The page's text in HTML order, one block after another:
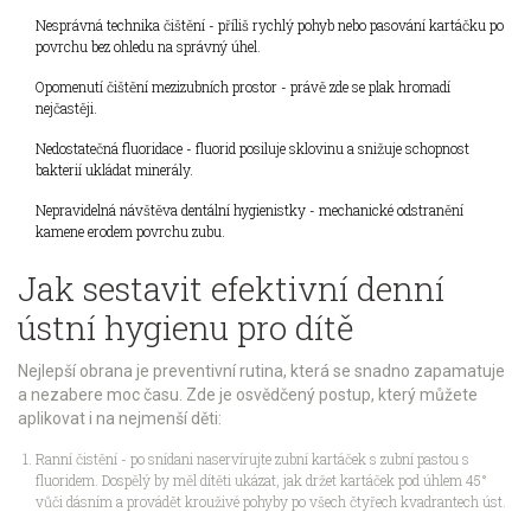
Nesprávná technika čištění - příliš rychlý pohyb nebo pasování kartáčku po
povrchu bez ohledu na správný úhel.
Opomenutí čištění mezizubních prostor - právě zde se plak hromadí
nejčastěji.
Nedostatečná fluoridace - fluorid posiluje sklovinu a snižuje schopnost
bakterií ukládat minerály.
Nepravidelná návštěva dentální hygienistky - mechanické odstranění
kamene erodem povrchu zubu.
Jak sestavit efektivní denní
ústní hygienu pro dítě
Nejlepší obrana je preventivní rutina, která se snadno zapamatuje
a nezabere moc času. Zde je osvědčený postup, který můžete
aplikovat i na nejmenší děti:
Ranní čistění - po snídani naservírujte zubní kartáček s zubní pastou s
fluoridem . Dospělý by měl dítěti ukázat, jak držet kartáček pod úhlem 45°
vůči dásním a provádět krouživé pohyby po všech čtyřech kvadrantech úst.